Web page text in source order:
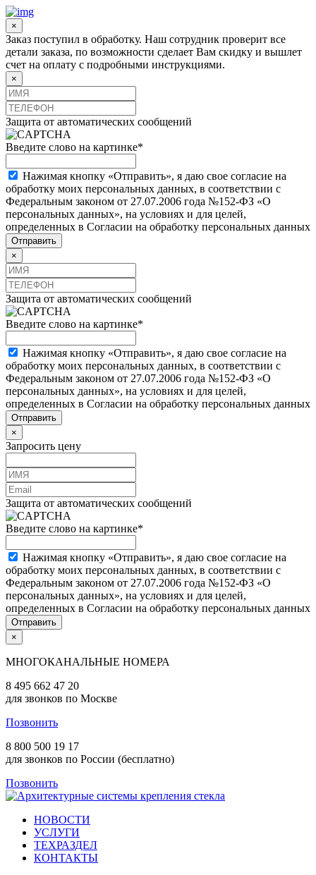
×
Заказ поступил в обработку. Наш сотрудник проверит все
детали заказа, по возможности сделает Вам скидку и вышлет
счет на оплату с подробными инструкциями.
×
Защита от автоматических сообщений
Введите слово на картинке*
Нажимая кнопку «Отправить», я даю свое согласие на
обработку моих персональных данных, в соответствии с
Федеральным законом от 27.07.2006 года №152-ФЗ «О
персональных данных», на условиях и для целей,
определенных в Согласии на обработку персональных данных
×
Защита от автоматических сообщений
Введите слово на картинке*
Нажимая кнопку «Отправить», я даю свое согласие на
обработку моих персональных данных, в соответствии с
Федеральным законом от 27.07.2006 года №152-ФЗ «О
персональных данных», на условиях и для целей,
определенных в Согласии на обработку персональных данных
×
Запросить цену
Защита от автоматических сообщений
Введите слово на картинке*
Нажимая кнопку «Отправить», я даю свое согласие на
обработку моих персональных данных, в соответствии с
Федеральным законом от 27.07.2006 года №152-ФЗ «О
персональных данных», на условиях и для целей,
определенных в Согласии на обработку персональных данных
×
МНОГОКАНАЛЬНЫЕ НОМЕРА
8 495 662 47 20
для звонков по Москве
Позвонить
8 800 500 19 17
для звонков по России (бесплатно)
Позвонить
НОВОСТИ
УСЛУГИ
ТЕХРАЗДЕЛ
КОНТАКТЫ